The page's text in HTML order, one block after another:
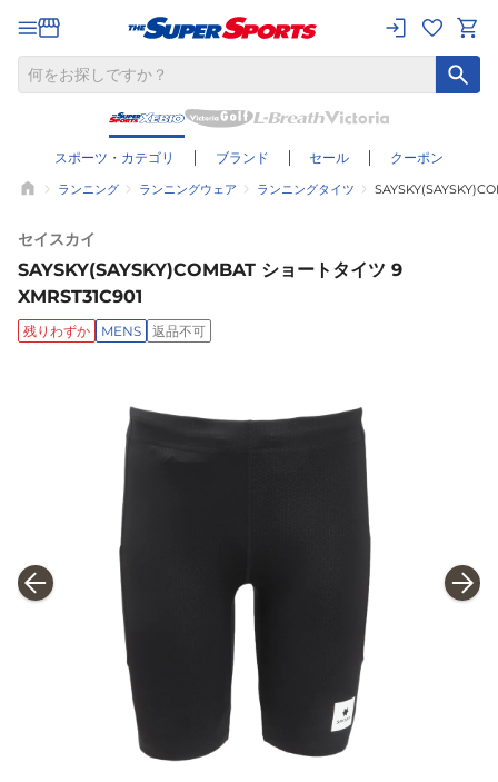
スポーツ・カテゴリ ブランド セール クーポン
ランニング ランニングウェア ランニングタイツ
セイスカイ
SAYSKY(SAYSKY)COMBAT ショートタイツ 9
XMRST31C901
残りわずか MENS 返品不可